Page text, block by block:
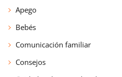
Apego
Bebés
Comunicación familiar
Consejos